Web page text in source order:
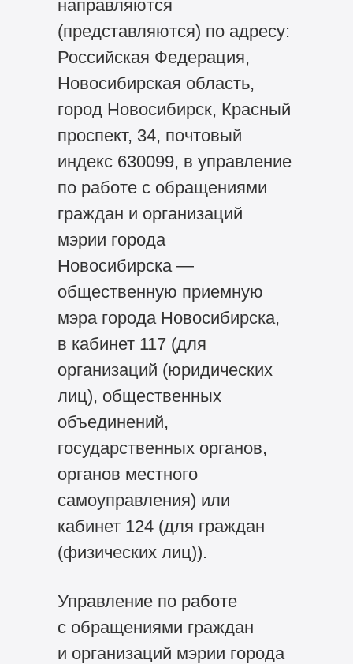
направляются
(представляются) по адресу:
Российская Федерация,
Новосибирская область,
город Новосибирск, Красный
проспект, 34, почтовый
индекс 630099, в управление
по работе с обращениями
граждан и организаций
мэрии города
Новосибирска —
общественную приемную
мэра города Новосибирска,
в кабинет 117 (для
организаций (юридических
лиц), общественных
объединений,
государственных органов,
органов местного
самоуправления) или
кабинет 124 (для граждан
(физических лиц)).
Управление по работе
с обращениями граждан
и организаций мэрии города